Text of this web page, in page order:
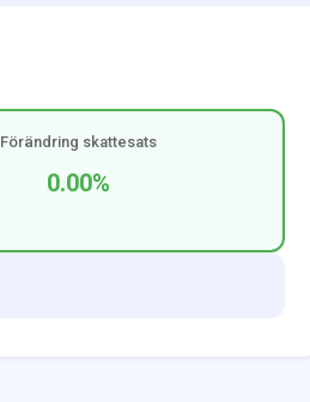
Förändring skattesats
0.00%